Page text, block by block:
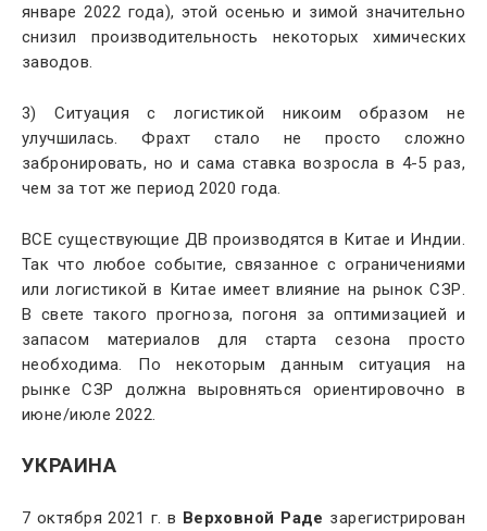
январе 2022 года), этой осенью и зимой значительно
снизил производительность некоторых химических
заводов.
3) Ситуация с логистикой никоим образом не
улучшилась. Фрахт стало не просто сложно
забронировать, но и сама ставка возросла в 4-5 раз,
чем за тот же период 2020 года.
ВСЕ существующие ДВ производятся в Китае и Индии.
Так что любое событие, связанное с ограничениями
или логистикой в Китае имеет влияние на рынок СЗР.
В свете такого прогноза, погоня за оптимизацией и
запасом материалов для старта сезона просто
необходима. По некоторым данным ситуация на
рынке СЗР должна выровняться ориентировочно в
июне/июле 2022.
УКРАИНА
7 октября 2021 г. в Верховной Раде зарегистрирован